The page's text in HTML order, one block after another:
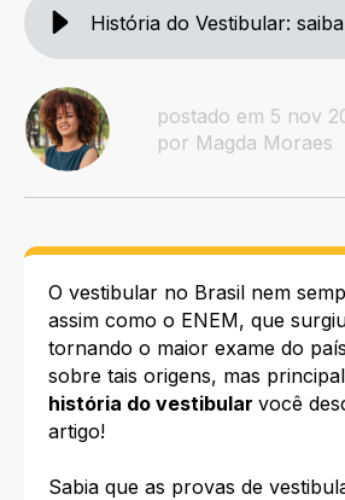
postado em 5 nov
por Magda Moraes
O vestibular no Brasil nem
assim como o ENEM, que
tornando o maior exame do
sobre tais origens, mas
história do vestibular você
artigo!
Sabia que as provas de